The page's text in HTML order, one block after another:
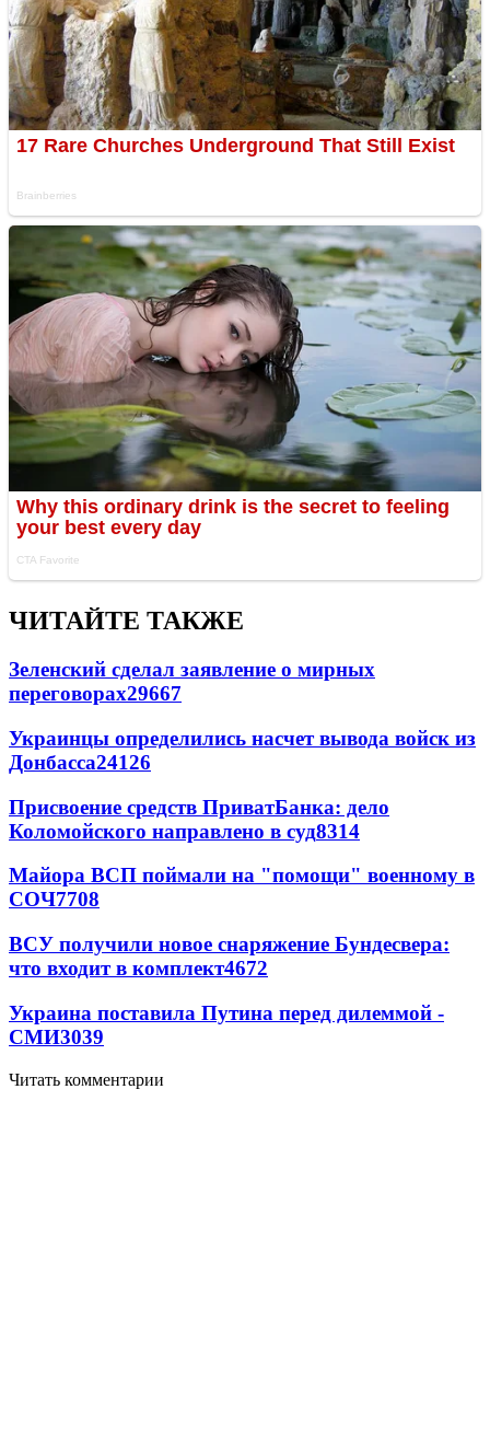
ЧИТАЙТЕ ТАКЖЕ
Зеленский сделал заявление о мирных
переговорах29667
Украинцы определились насчет вывода войск из
Донбасса24126
Присвоение средств ПриватБанка: дело
Коломойского направлено в суд8314
Майора ВСП поймали на "помощи" военному в
СОЧ7708
ВСУ получили новое снаряжение Бундесвера:
что входит в комплект4672
Украина поставила Путина перед дилеммой -
СМИ3039
Читать комментарии